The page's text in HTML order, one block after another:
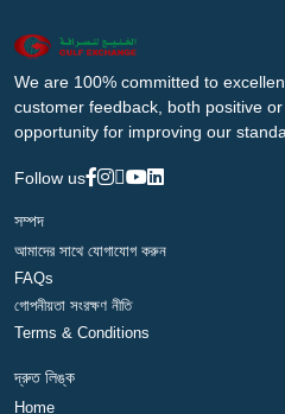
We are 100% committed to
customer feedback, both positive
opportunity for improving our
Follow us
সম্পদ
আমাদের সাথে যোগাযোগ করুন
FAQs
গোপনীয়তা সংরক্ষণ নীতি
Terms & Conditions
দ্রুত লিঙ্ক
Home